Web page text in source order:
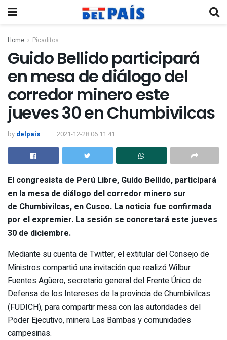
Home Picaditos
Guido Bellido participará
en mesa de diálogo del
corredor minero este
jueves 30 en Chumbivilcas
by delpais 2021-12-28 06:11:41
El congresista de Perú Libre, Guido Bellido, participará
en la mesa de diálogo del corredor minero sur
de Chumbivilcas, en Cusco. La noticia fue confirmada
por el expremier. La sesión se concretará este jueves
30 de diciembre.
Mediante su cuenta de Twitter, el extitular del Consejo de
Ministros compartió una invitación que realizó Wilbur
Fuentes Agüero, secretario general del Frente Único de
Defensa de los Intereses de la provincia de Chumbivilcas
(FUDICH), para compartir mesa con las autoridades del
Poder Ejecutivo, minera Las Bambas y comunidades
campesinas.